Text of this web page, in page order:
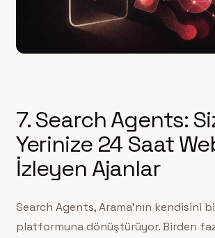
7. Search Agents:
Yerinize 24 Saat
İzleyen Ajanlar
Search Agents, Arama’nın kendisini
platformuna dönüştürüyor. Birden